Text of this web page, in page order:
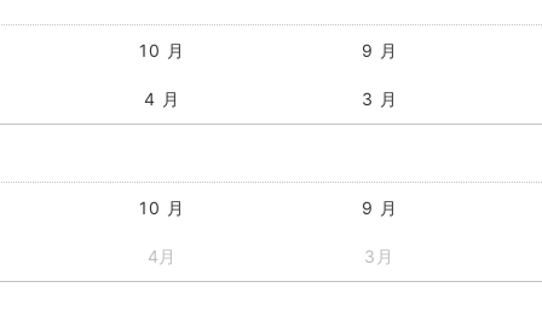
10 月 9 月
4 月 3 月
10 月 9 月
4月 3月